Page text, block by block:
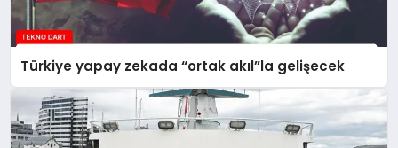
Türkiye yapay zekada “ortak akıl”la gelişecek